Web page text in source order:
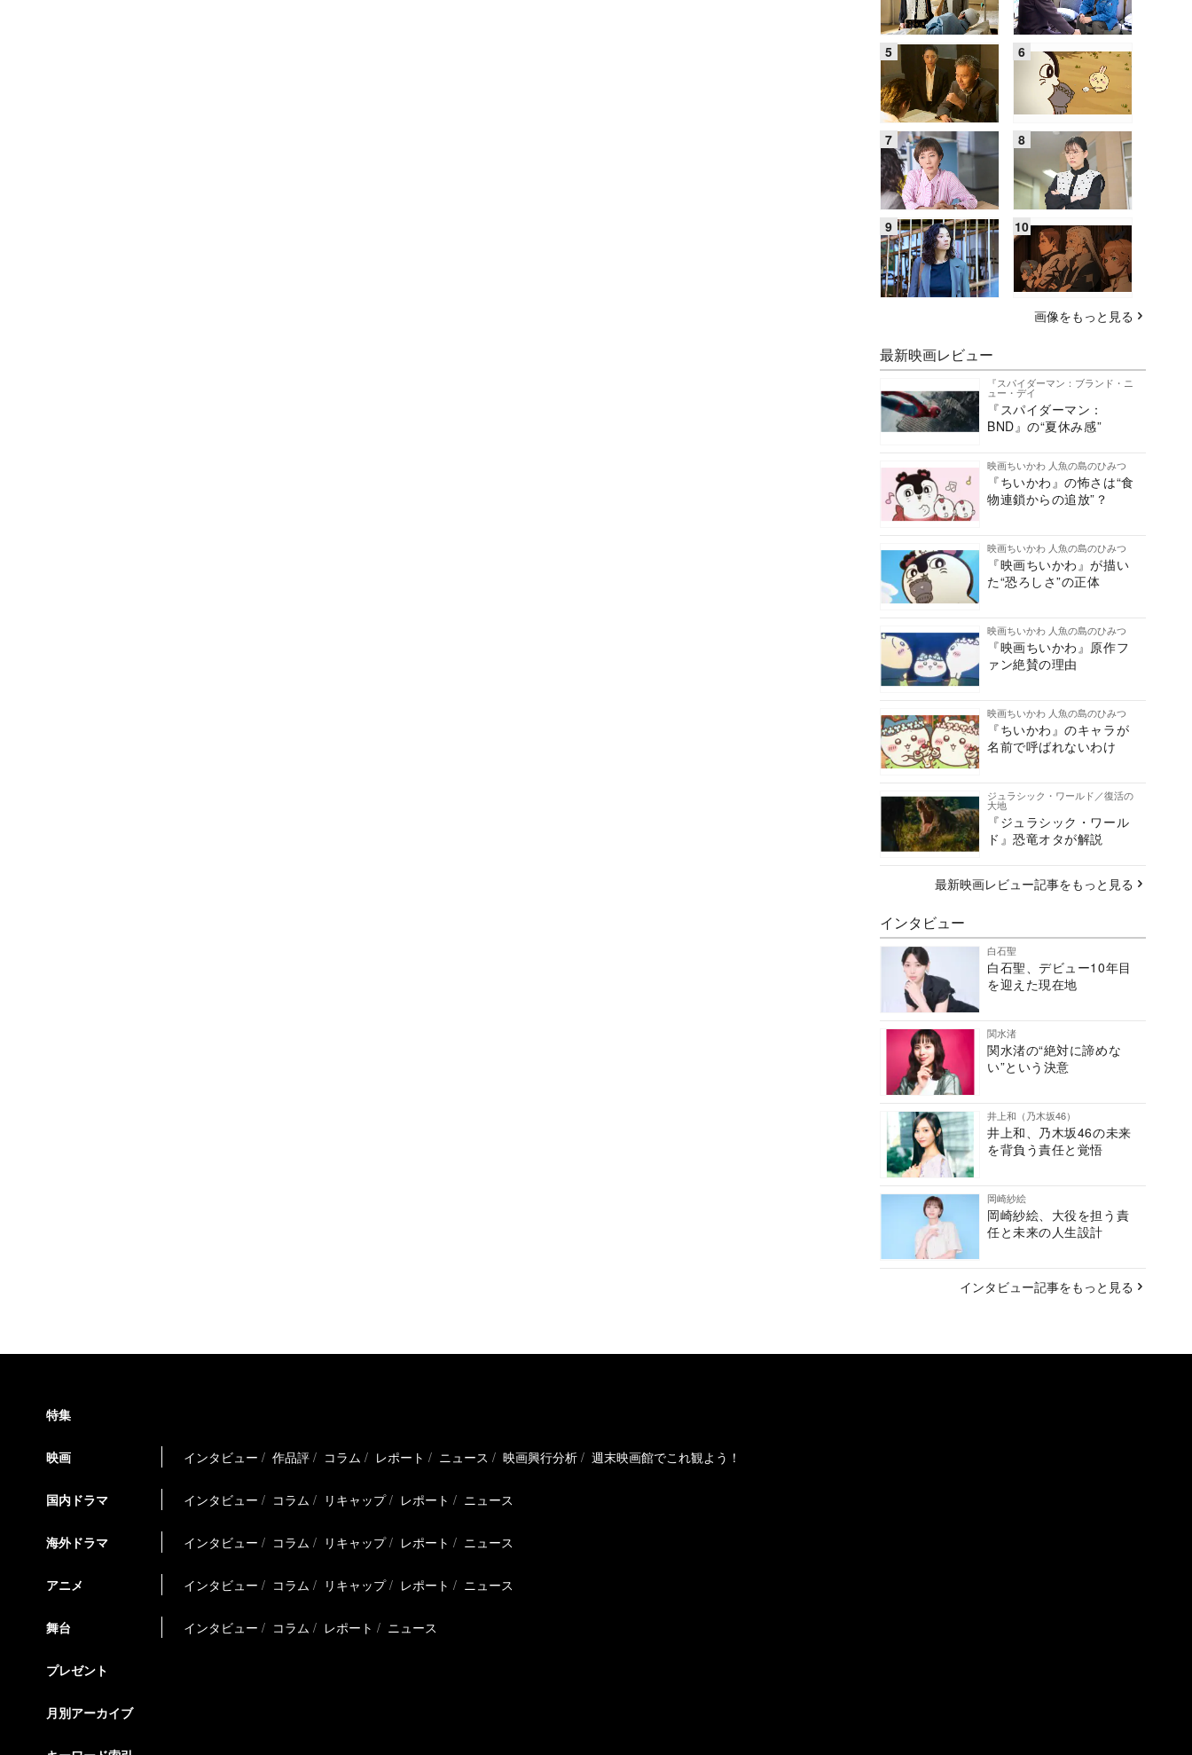
画像をもっと見る
最新映画レビュー
『スパイダーマン：ブランド・ニ
ュー・デイ
『スパイダーマン：
BND』の“夏休み感”
映画ちいかわ 人魚の島のひみつ
『ちいかわ』の怖さは“食
物連鎖からの追放”？
映画ちいかわ 人魚の島のひみつ
『映画ちいかわ』が描い
た“恐ろしさ”の正体
映画ちいかわ 人魚の島のひみつ
『映画ちいかわ』原作フ
ァン絶賛の理由
映画ちいかわ 人魚の島のひみつ
『ちいかわ』のキャラが
名前で呼ばれないわけ
ジュラシック・ワールド／復活の
大地
『ジュラシック・ワール
ド』恐竜オタが解説
最新映画レビュー記事をもっと見る
インタビュー
白石聖
白石聖、デビュー10年目
を迎えた現在地
関水渚
関水渚の“絶対に諦めな
い”という決意
井上和（乃木坂46）
井上和、乃木坂46の未来
を背負う責任と覚悟
岡崎紗絵
岡崎紗絵、大役を担う責
任と未来の人生設計
インタビュー記事をもっと見る
特集
映画 インタビュー 作品評 コラム レポート ニュース 映画興行分析 週末映画館でこれ観よう！
国内ドラマ インタビュー コラム リキャップ レポート ニュース
海外ドラマ インタビュー コラム リキャップ レポート ニュース
アニメ インタビュー コラム リキャップ レポート ニュース
舞台 インタビュー コラム レポート ニュース
プレゼント
月別アーカイブ